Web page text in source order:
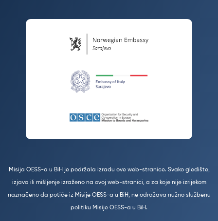
Misija OESS-a u BiH je podržala izradu ove web-stranice. Svako gledište,
izjava ili mišljenje izraženo na ovoj web-stranici, a za koje nije izrijekom
naznačeno da potiče iz Misije OESS-a u BiH, ne odražava nužno službenu
politiku Misije OESS-a u BiH.